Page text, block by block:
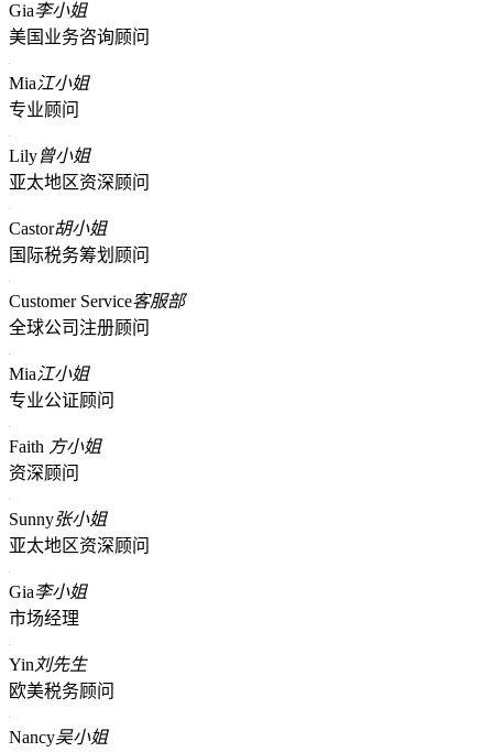
Gia李小姐
美国业务咨询顾问
Mia江小姐
专业顾问
Lily曾小姐
亚太地区资深顾问
Castor胡小姐
国际税务筹划顾问
Customer Service客服部
全球公司注册顾问
Mia江小姐
专业公证顾问
Faith 方小姐
资深顾问
Sunny张小姐
亚太地区资深顾问
Gia李小姐
市场经理
Yin 刘先生
欧美税务顾问
Nancy吴小姐